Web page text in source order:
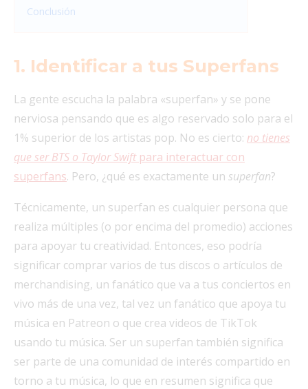
Conclusión
1. Identificar a tus Superfans
La gente escucha la palabra «superfan» y se pone
nerviosa pensando que es algo reservado solo para el
1% superior de los artistas pop. No es cierto: no tienes
que ser BTS o Taylor Swiftpara interactuar con
superfans. Pero, ¿qué es exactamente un superfan?
Técnicamente, un superfan es cualquier persona que
realiza múltiples (o por encima del promedio) acciones
para apoyar tu creatividad. Entonces, eso podría
significar comprar varios de tus discos o artículos de
merchandising, un fanático que va a tus conciertos en
vivo más de una vez, tal vez un fanático que apoya tu
música en Patreon o que crea videos de TikTok
usando tu música. Ser un superfan también significa
ser parte de una comunidad de interés compartido en
torno a tu música, lo que en resumen significa que